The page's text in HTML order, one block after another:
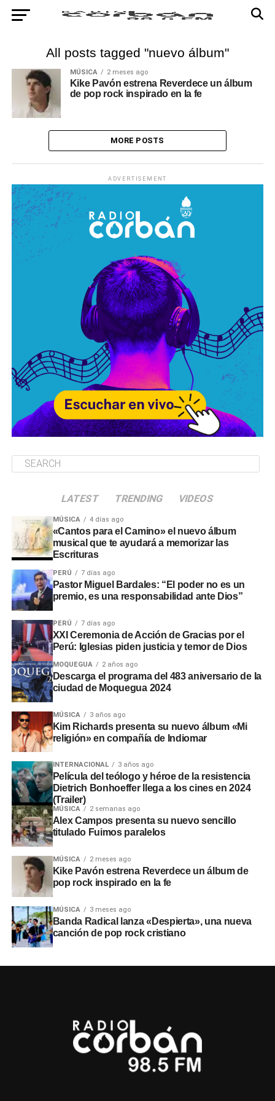
All posts tagged "nuevo álbum"
MÚSICA 2 meses ago
Kike Pavón estrena Reverdece un álbum
de pop rock inspirado en la fe
MORE POSTS
ADVERTISEMENT
LATEST TRENDING VIDEOS
MÚSICA 4 días ago
«Cantos para el Camino» el nuevo álbum
musical que te ayudará a memorizar las
Escrituras
PERÚ 7 días ago
Pastor Miguel Bardales: “El poder no es un
premio, es una responsabilidad ante Dios”
PERÚ 7 días ago
XXI Ceremonia de Acción de Gracias por el
Perú: Iglesias piden justicia y temor de Dios
MOQUEGUA 2 años ago
Descarga el programa del 483 aniversario de la
ciudad de Moquegua 2024
MÚSICA 3 años ago
Kim Richards presenta su nuevo álbum «Mi
religión» en compañía de Indiomar
INTERNACIONAL 3 años ago
Película del teólogo y héroe de la resistencia
Dietrich Bonhoeffer llega a los cines en 2024
(Trailer)
MÚSICA 2 semanas ago
Alex Campos presenta su nuevo sencillo
titulado Fuimos paralelos
MÚSICA 2 meses ago
Kike Pavón estrena Reverdece un álbum de
pop rock inspirado en la fe
MÚSICA 3 meses ago
Banda Radical lanza «Despierta», una nueva
canción de pop rock cristiano